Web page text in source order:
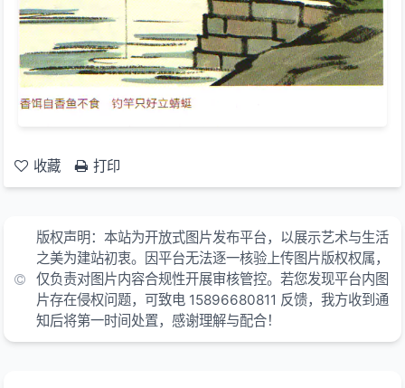
收藏 打印
版权声明：本站为开放式图片发布平台，以展示艺术与生活
之美为建站初衷。因平台无法逐一核验上传图片版权权属，
仅负责对图片内容合规性开展审核管控。若您发现平台内图
片存在侵权问题，可致电 15896680811 反馈，我方收到通
知后将第一时间处置，感谢理解与配合！